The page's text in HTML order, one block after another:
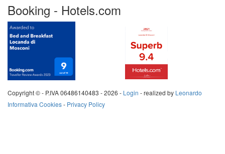
Booking - Hotels.com
Copyright © - P.IVA 06486140483 -2026 - Login - realized by Leonardo
Informativa Cookies- Privacy Policy